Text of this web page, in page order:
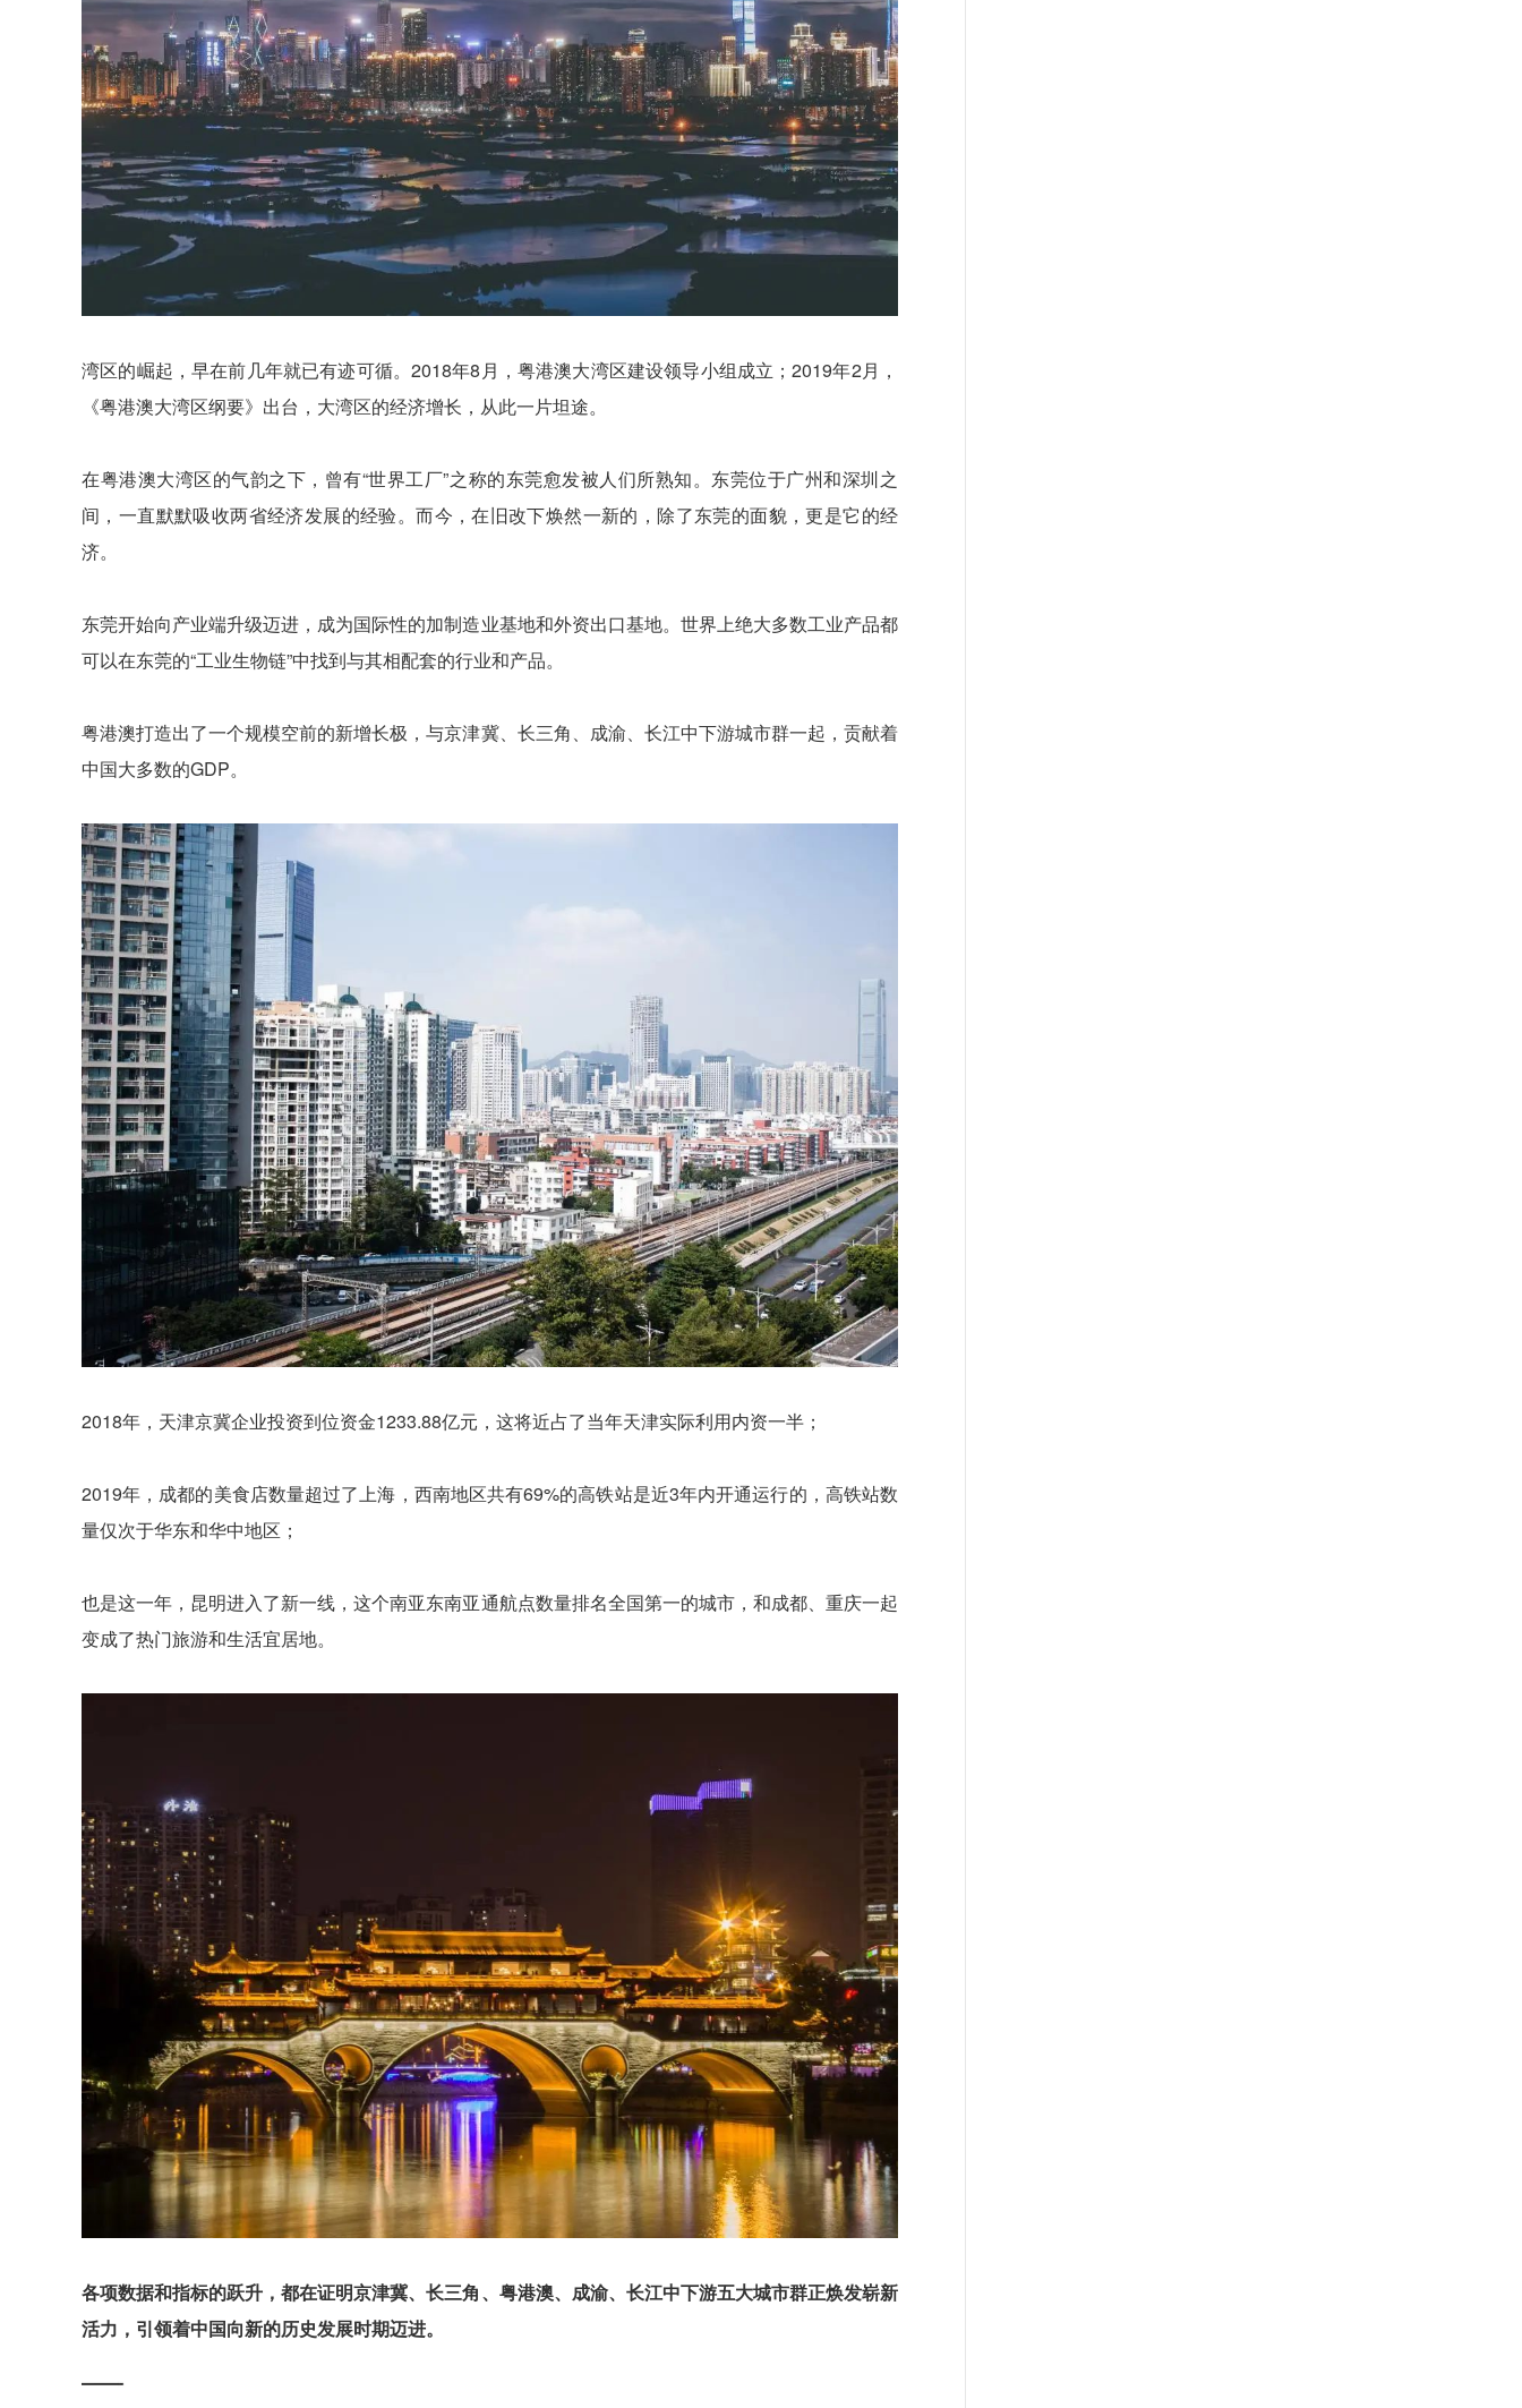
湾区的崛起，早在前几年就已有迹可循。2018年8月，粤港澳大湾区建设领导小组成立；2019年2月，
《粤港澳大湾区纲要》出台，大湾区的经济增长，从此一片坦途。
在粤港澳大湾区的气韵之下，曾有“世界工厂”之称的东莞愈发被人们所熟知。东莞位于广州和深圳之
间，一直默默吸收两省经济发展的经验。而今，在旧改下焕然一新的，除了东莞的面貌，更是它的经
济。
东莞开始向产业端升级迈进，成为国际性的加制造业基地和外资出口基地。世界上绝大多数工业产品都
可以在东莞的“工业生物链”中找到与其相配套的行业和产品。
粤港澳打造出了一个规模空前的新增长极，与京津冀、长三角、成渝、长江中下游城市群一起，贡献着
中国大多数的GDP。
2018年，天津京冀企业投资到位资金1233.88亿元，这将近占了当年天津实际利用内资一半；
2019年，成都的美食店数量超过了上海，西南地区共有69%的高铁站是近3年内开通运行的，高铁站数
量仅次于华东和华中地区；
也是这一年，昆明进入了新一线，这个南亚东南亚通航点数量排名全国第一的城市，和成都、重庆一起
变成了热门旅游和生活宜居地。
各项数据和指标的跃升，都在证明京津冀、长三角、粤港澳、成渝、长江中下游五大城市群正焕发崭新
活力，引领着中国向新的历史发展时期迈进。